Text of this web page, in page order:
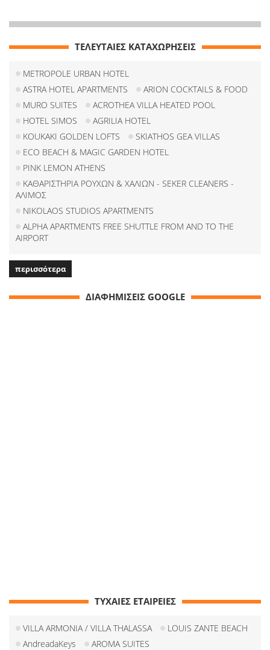
ΤΕΛΕΥΤΑΙΕΣ ΚΑΤΑΧΩΡΗΣΕΙΣ
METROPOLE URBAN HOTEL
ASTRA HOTEL APARTMENTS
ARION COCKTAILS & FOOD
MURO SUITES
ACROTHEA VILLA HEATED POOL
HOTEL SIMOS
AGRILIA HOTEL
KOUKAKI GOLDEN LOFTS
SKIATHOS GEA VILLAS
ECO BEACH & MAGIC GARDEN HOTEL
PINK LEMON ATHENS
ΚΑΘΑΡΙΣΤΗΡΙΑ ΡΟΥΧΩΝ & ΧΑΛΙΩΝ - SEKER CLEANERS -
ΑΛΙΜΟΣ
NIKOLAOS STUDIOS APARTMENTS
ALPHA APARTMENTS FREE SHUTTLE FROM AND TO THE
AIRPORT
περισσότερα
ΔΙΑΦΗΜΙΣΕΙΣ GOOGLE
ΤΥΧΑΙΕΣ ΕΤΑΙΡΕΙΕΣ
VILLA ARMONIA / VILLA THALASSA
LOUIS ZANTE BEACH
AndreadaKeys
AROMA SUITES